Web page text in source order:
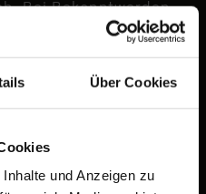
Über Cookies
und Anzeigen zu
Bei Bekanntwerden
werden
zu externen
Inhalte wir keinen